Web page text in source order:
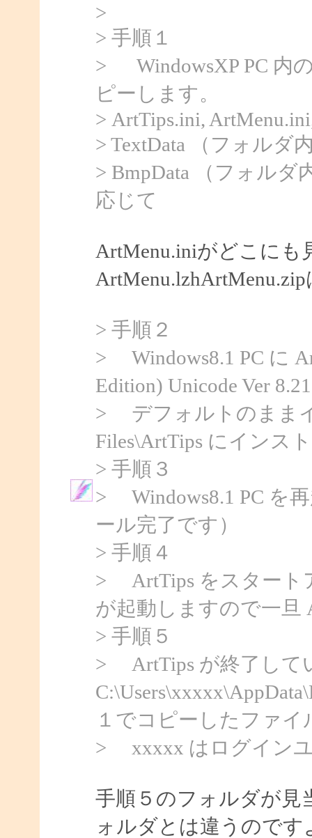
>
> 手順１
> WindowsXP PC 内
ピーします。
> ArtTips.ini,
> TextData （フォルダ
> BmpData （フォル
応じて
ArtMenu.iniがどこにも
> 手順２
> Windows8.1 PC に
Edition) Unicode Ver
> デフォルトのまま
Files\ArtTips にインス
> 手順３
> Windows8.1 PC を
ール完了です）
> 手順４
> ArtTips をスタート
が起動しますので一旦
> 手順５
> ArtTips が終了して
１でコピーしたファ
> xxxxx はログイン
手順５のフォルダが見
ォルダとは違うのです